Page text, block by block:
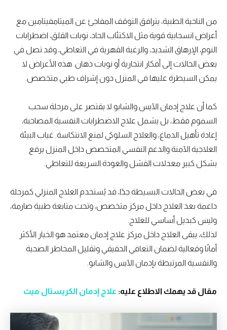
من الناحية الطبية، يترافق التوقف المفاجئ عن الميثامفيتامين مع
أعراض انسحابية قوية مثل الاكتئاب الحاد، نوبات القلق، اضطرابات
النوم، الإرهاق الشديد، والرغبة القهرية في التعاطي، وقد تصل في
بعض الحالات إلى أفكار انتحارية أو نوبات ذهان. هذه الأعراض لا
يمكن السيطرة عليها في المنزل دون إشراف طبي متخصص.
كما أن علاج إدمان الآيس والشابو لا يقتصر على مرحلة سحب
السموم فقط، بل يشمل علاج الاضطرابات النفسية المصاحبة،
إعادة تأهيل الدماغ، والعلاج السلوكي لمنع الانتكاسة. غياب البيئة
العلاجية الآمنة والدعم النفسي المتخصص داخل المنزل يرفع
بشكل كبير معدلات الفشل والعودة السريعة للتعاطي.
في بعض الحالات البسيطة جدًا، قد يُستخدم العلاج المنزلي كمرحلة
داعمة بعد العلاج داخل مركز متخصص، وتحت متابعة طبية صارمة،
وليس كبديل أساسي للعلاج.
لذلك، يبقى العلاج داخل مركز علاج إدمان معتمد هو الخيار الأكثر
أمانًا وفعالية لضمان التعافي الحقيقي وتقليل المخاطر الصحية
والنفسية المرتبطة بإدمان الآيس والشابو.
مقال قد يهمك الاطلاع عليه:علاج إدمان الكريستال ميث